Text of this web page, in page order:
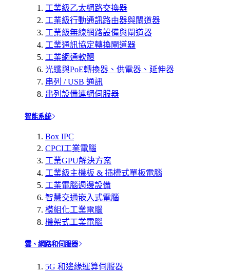
工業級乙太網路交換器
工業級行動通訊路由器與閘道器
工業級無線網路設備與閘道器
工業通訊協定轉換閘道器
工業網通軟體
光纖與PoE轉換器、供電器、延伸器
串列 / USB 通訊
串列設備連網伺服器
智能系統
Box IPC
CPCI工業電腦
工業GPU解決方案
工業級主機板 & 插槽式單板電腦
工業電腦週邊設備
智慧交通嵌入式電腦
模組化工業電腦
機架式工業電腦
雲、網路和伺服器
5G 和邊緣運算伺服器